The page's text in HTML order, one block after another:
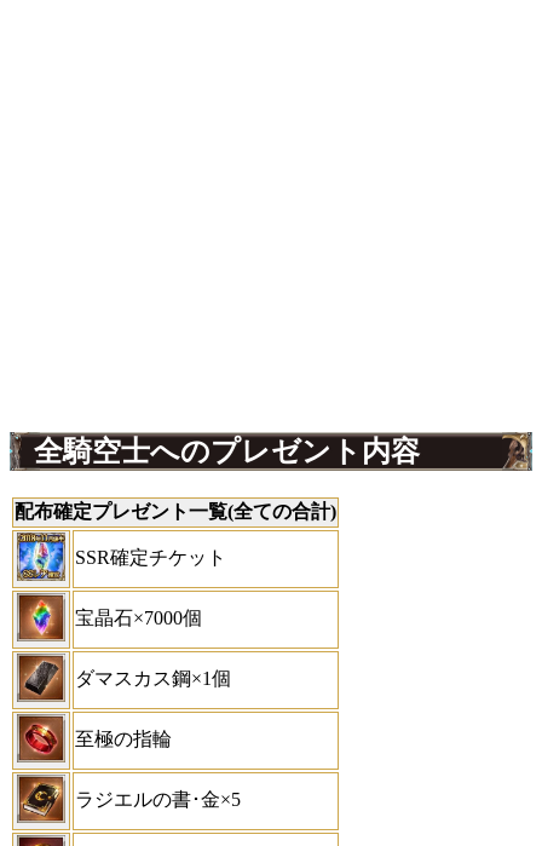
全騎空士へのプレゼント内容
配布確定プレゼント一覧(全ての合計)
SSR確定チケット
宝晶石×7000個
ダマスカス鋼×1個
至極の指輪
ラジエルの書･金×5